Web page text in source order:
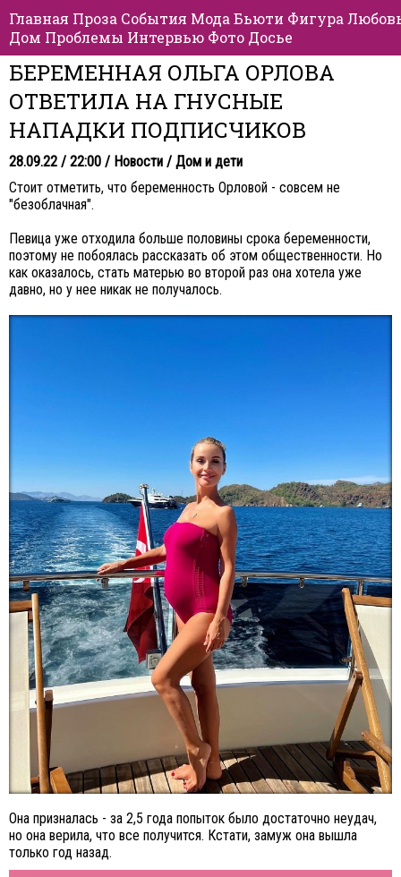
Главная Проза События Мода Бьюти Фигура
Дом Проблемы Интервью Фото Досье
БЕРЕМЕННАЯ ОЛЬГА ОРЛОВА
ОТВЕТИЛА НА ГНУСНЫЕ
НАПАДКИ ПОДПИСЧИКОВ
28.09.22 / 22:00 / Новости / Дом и дети
Стоит отметить, что беременность Орловой - совсем не
"безоблачная".
Певица уже отходила больше половины срока беременности,
поэтому не побоялась рассказать об этом общественности. Но
как оказалось, стать матерью во второй раз она хотела уже
давно, но у нее никак не получалось.
Она призналась - за 2,5 года попыток было достаточно неудач,
но она верила, что все получится. Кстати, замуж она вышла
только год назад.